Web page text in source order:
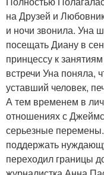
на Друзей и
и ночи звонила. Уна
посещать Диану в
принцессу к
встречи Уна поняла,
уставший человек,
А тем временем в
отношениях с
серьезные
поддержать
переходил границы